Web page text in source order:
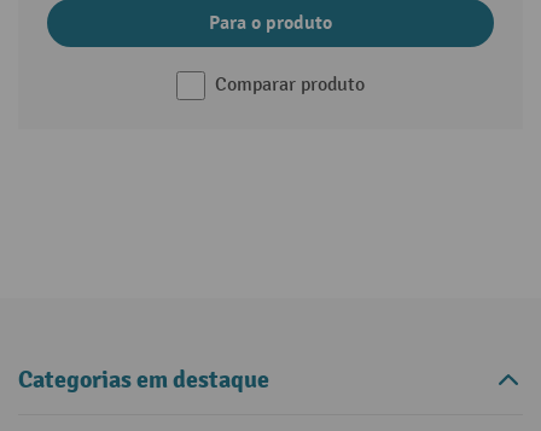
Para o produto
Comparar produto
Categorias em destaque